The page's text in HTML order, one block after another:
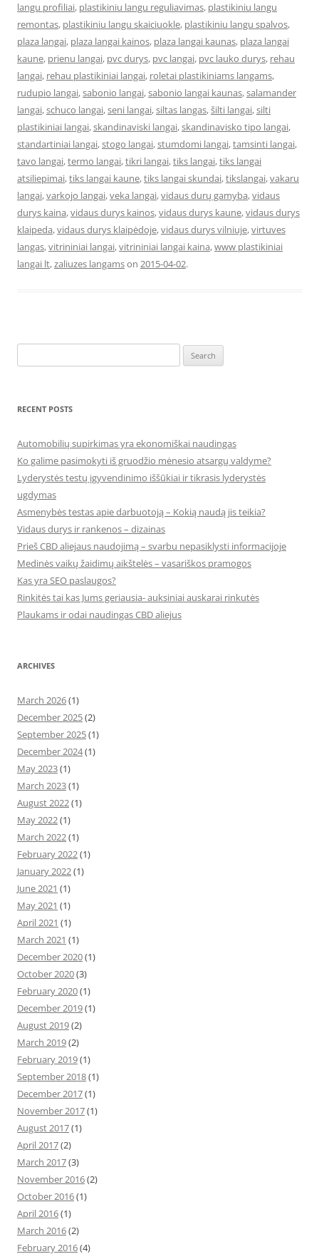
langu profiliai, plastikiniu langu reguliavimas, plastikiniu langu
remontas, plastikiniu langu skaiciuokle, plastikiniu langu spalvos,
plaza langai, plaza langai kainos, plaza langai kaunas, plaza langai
kaune, prienu langai, pvc durys, pvc langai, pvc lauko durys, rehau
langai, rehau plastikiniai langai, roletai plastikiniams langams,
rudupio langai,sabonio langai,sabonio langai kaunas,salamander
langai,schuco langai,seni langai,siltas langas,šilti langai,silti
plastikiniai langai,skandinaviski langai,skandinavisko tipo langai,
standartiniai langai,stogo langai,stumdomi langai,tamsinti langai,
tavo langai,termo langai,tikri langai,tiks langai,tiks langai
atsiliepimai,tiks langai kaune,tiks langai skundai,tikslangai,vakaru
langai,varkojo langai,veka langai,vidaus durų gamyba,vidaus
durys kaina,vidaus durys kainos,vidaus durys kaune,vidaus durys
klaipeda,vidaus durys klaipėdoje,vidaus durys vilniuje,virtuves
langas,vitrininiai langai,vitrininiai langai kaina,www plastikiniai
langai lt,zaliuzes langamson 2015-04-02.
for:
RECENT POSTS
Automobilių supirkimas yra ekonomiškai naudingas
Ko galime pasimokyti iš gruodžio mėnesio atsargų valdyme?
Lyderystės testų įgyvendinimo iššūkiai ir tikrasis lyderystės
ugdymas
Asmenybės testas apie darbuotoją – Kokią naudą jis teikia?
Vidaus durys ir rankenos – dizainas
Prieš CBD aliejaus naudojimą – svarbu nepasiklysti informacijoje
Medinės vaikų žaidimų aikštelės – vasariškos pramogos
Kas yra SEO paslaugos?
Rinkitės tai kas Jums geriausia- auksiniai auskarai rinkutės
Plaukams ir odai naudingas CBD aliejus
ARCHIVES
March 2026(1)
December 2025(2)
September 2025(1)
December 2024(1)
May 2023(1)
March 2023(1)
August 2022(1)
May 2022(1)
March 2022(1)
February 2022(1)
January 2022(1)
June 2021 (1)
May 2021 (1)
April 2021 (1)
March 2021 (1)
December 2020(1)
October 2020(3)
February 2020(1)
December 2019(1)
August 2019(2)
March 2019(2)
February 2019(1)
September 2018(1)
December 2017(1)
November 2017(1)
August 2017(1)
April 2017(2)
March 2017(3)
November 2016(2)
October 2016(1)
April 2016(1)
March 2016(2)
February 2016(4)